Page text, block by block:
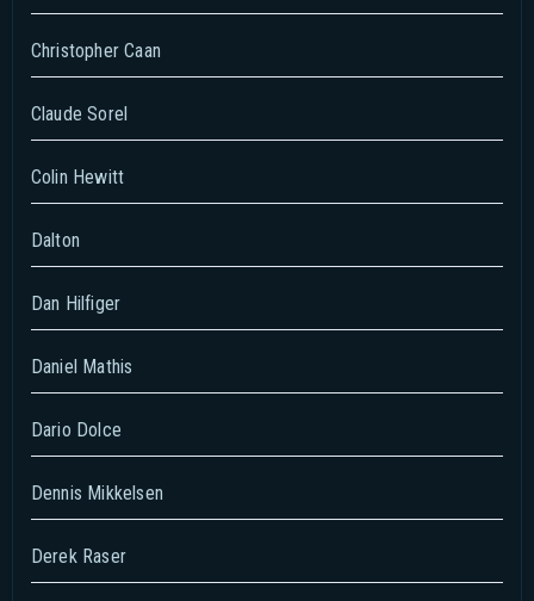
Christopher Caan
Claude Sorel
Colin Hewitt
Dalton
Dan Hilfiger
Daniel Mathis
Dario Dolce
Dennis Mikkelsen
Derek Raser